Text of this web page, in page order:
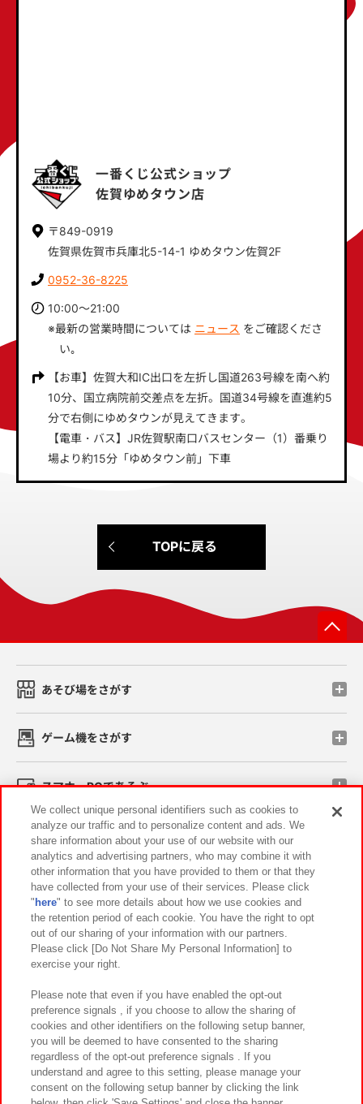
一番くじ公式ショップ
佐賀ゆめタウン店
〒849-0919
佐賀県佐賀市兵庫北5-14-1 ゆめタウン佐賀2F
0952-36-8225
10:00～21:00
※最新の営業時間については ニュース をご確認くださ
い｡
【お車】佐賀大和IC出口を左折し国道263号線を南へ約
10分、国立病院前交差点を左折。国道34号線を直進約5
分で右側にゆめタウンが見えてきます。
【電車・バス】JR佐賀駅南口バスセンター（1）番乗り
場より約15分「ゆめタウン前」下車
TOPに戻る
あそび場をさがす
ゲーム機をさがす
スマホ・PCであそぶ
イベント・キャンペーン
関連会社 サステナビリティ サイトポリシー
プライバシーポリシー ウェブアクセシビリティ方針と検証結果
お取引先さまとともに
カスタマーハラスメント対応方針 よくあるご質問・お問い合わせ
We collect unique personal identifiers such as cookies to
analyze our traffic and to personalize content and ads. We
share information about your use of our website with our
analytics and advertising partners, who may combine it with
other information that you have provided to them or that they
have collected from your use of their services. Please click
" here" to see more details about how we use cookies and
the retention period of each cookie. You have the right to opt
out of our sharing of your information with our partners.
Please click [Do Not Share My Personal Information] to
exercise your right.
Please note that even if you have enabled the opt-out
preference signals , if you choose to allow the sharing of
cookies and other identifiers on the following setup banner,
you will be deemed to have consented to the sharing
regardless of the opt-out preference signals . If you
understand and agree to this setting, please manage your
consent on the following setup banner by clicking the link